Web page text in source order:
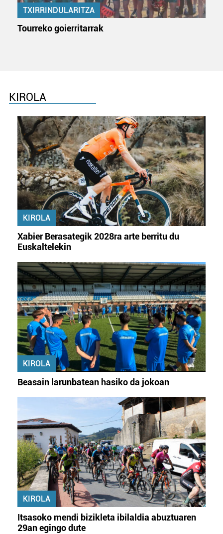
TXIRRINDULARITZA
Tourreko goierritarrak
KIROLA
KIROLA
Xabier Berasategik 2028ra arte berritu du
Euskaltelekin
KIROLA
Beasain larunbatean hasiko da jokoan
KIROLA
Itsasoko mendi bizikleta ibilaldia abuztuaren
29an egingo dute